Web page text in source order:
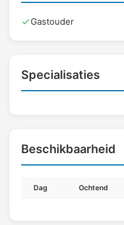
Gastouder
Specialisaties
Beschikbaarheid
Dag Ochtend